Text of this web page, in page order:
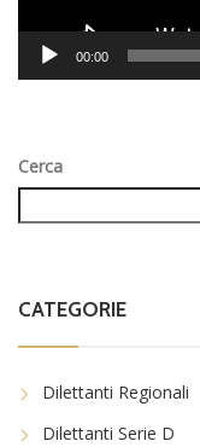
00:00
Cerca
CATEGORIE
Dilettanti Regionali
Dilettanti Serie D